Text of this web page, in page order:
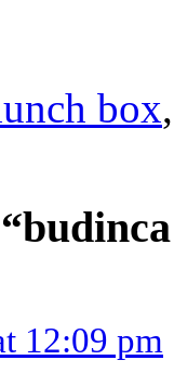
box
12:09 pm